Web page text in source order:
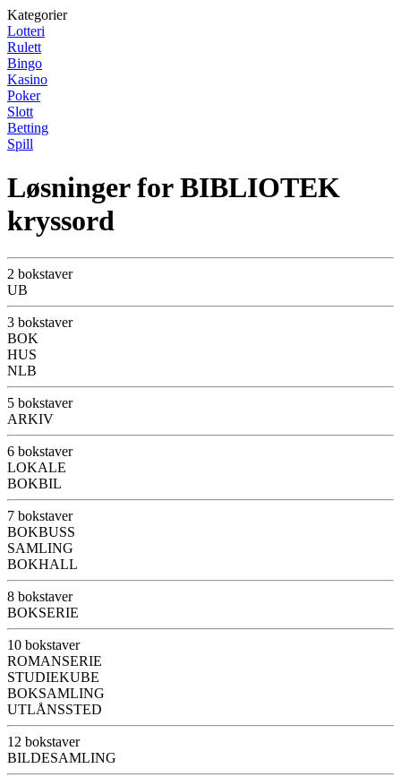
Kategorier
Lotteri
Rulett
Bingo
Kasino
Poker
Slott
Betting
Spill
Løsninger for BIBLIOTEK
kryssord
2 bokstaver
UB
3 bokstaver
BOK
HUS
NLB
5 bokstaver
ARKIV
6 bokstaver
LOKALE
BOKBIL
7 bokstaver
BOKBUSS
SAMLING
BOKHALL
8 bokstaver
BOKSERIE
10 bokstaver
ROMANSERIE
STUDIEKUBE
BOKSAMLING
UTLÅNSSTED
12 bokstaver
BILDESAMLING